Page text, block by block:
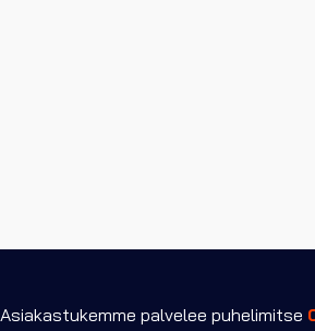
Asiakastukemme palvelee puhelimitse